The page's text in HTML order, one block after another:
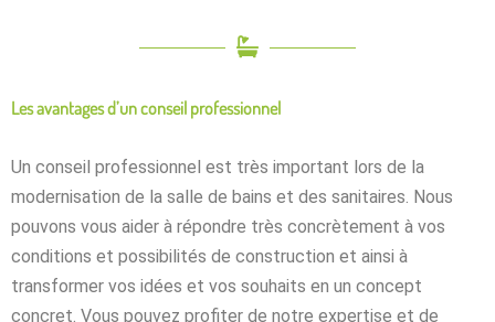
Les avantages d’un conseil professionnel
Un conseil professionnel est très important lors de la
modernisation de la salle de bains et des sanitaires. Nous
pouvons vous aider à répondre très concrètement à vos
conditions et possibilités de construction et ainsi à
transformer vos idées et vos souhaits en un concept
concret. Vous pouvez profiter de notre expertise et de